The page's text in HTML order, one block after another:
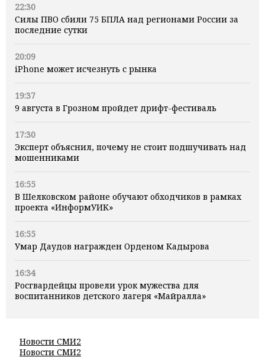
22:30
Силы ПВО сбили 75 БПЛА над регионами России за
последние сутки
20:09
iPhone может исчезнуть с рынка
19:37
9 августа в Грозном пройдет дрифт-фестиваль
17:30
Эксперт объяснил, почему не стоит подшучивать над
мошенниками
16:55
В Шелковском районе обучают обходчиков в рамках
проекта «ИнформУИК»
16:55
Умар Даудов награжден Орденом Кадырова
16:34
Росгвардейцы провели урок мужества для
воспитанников детского лагеря «Майралла»
Новости СМИ2
Новости СМИ2